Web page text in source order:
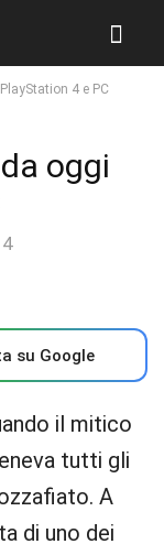
4 e PC
oggi
su Google
il mitico
tutti gli
A
di uno dei